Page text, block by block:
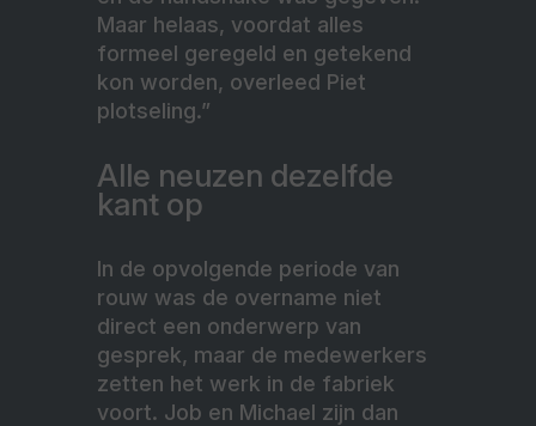
Maar helaas, voordat alles
formeel geregeld en getekend
kon worden, overleed Piet
plotseling.”
Alle neuzen dezelfde
kant op
In de opvolgende periode van
rouw was de overname niet
direct een onderwerp van
gesprek, maar de medewerkers
zetten het werk in de fabriek
voort. Job en Michael zijn dan